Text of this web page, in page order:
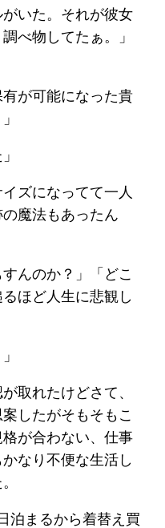
いた。それが彼女
べ物してたぁ。」
有が可能になった貴
ズになってて一人
魔法もあったん
んのか？」「どこ
ほど人生に悲観し
取れたけどさて、
したがそもそもこ
が合わない、仕事
なり不便な生活し
泊まるから着替え買